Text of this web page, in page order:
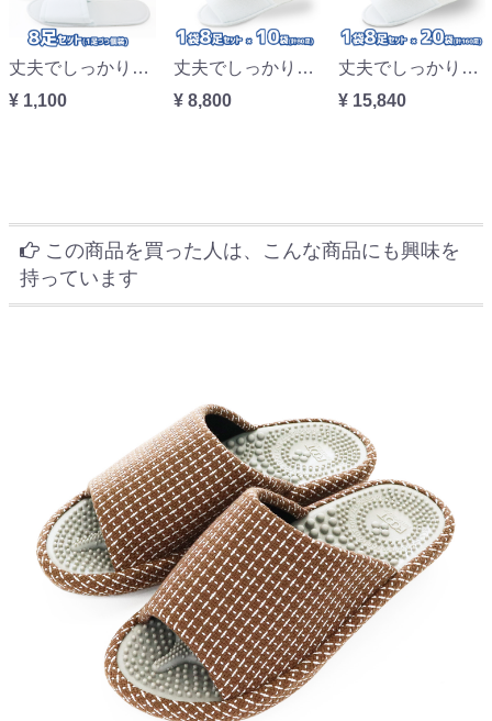
丈夫でしっかり使い捨てスリッパ8足セット (8足入り1袋)
¥ 1,100
丈夫でしっかり使い捨てスリッパお得用80足セット (8足入り10袋)
¥ 8,800
丈夫でしっかり使い捨てスリッパお得用160足セット (8足入り20袋)
¥ 15,840
この商品を買った人は、こんな商品にも興味を
持っています